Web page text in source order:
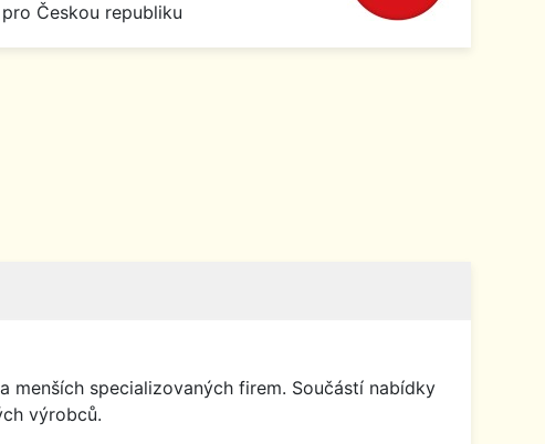
Českou republiku
specializovaných firem. Součástí nabídky
výrobců.